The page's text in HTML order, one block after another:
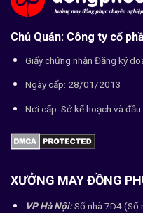
Chủ Quản: Công ty cổ
Giấy chứng nhận Đăng ký
Ngày cấp: 28/01/2013
Nơi cấp: Sở kế hoạch và
XƯỞNG MAY ĐỒNG
VP Hà Nội:Số nhà 7D4 (Số